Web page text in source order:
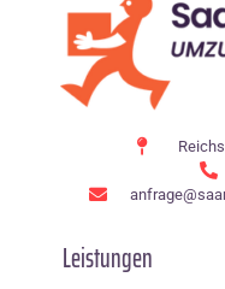
Leistungen